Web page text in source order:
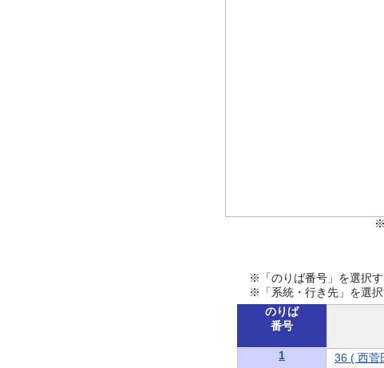
※「のりば番号」を選択す
※「系統・行き先」を選択
のりば
番号
1 36 ( 西菅